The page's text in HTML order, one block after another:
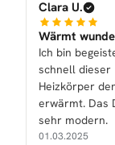
Clara U.
Wärmt
Ich bin
schnell dieser
Heizkörper
erwärmt. Das
sehr modern.
01.03.2025